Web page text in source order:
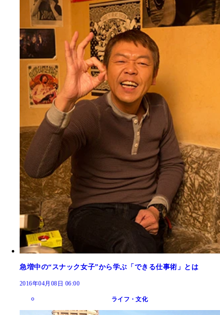
急増中の“スナック女子”から学ぶ「できる仕事術」とは
2016年04月08日 06:00
ライフ・文化